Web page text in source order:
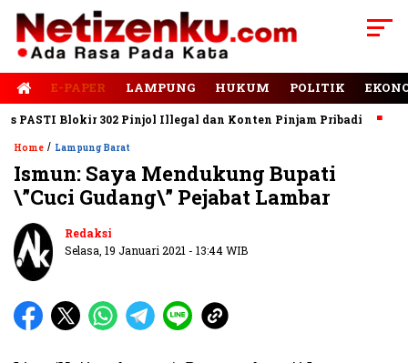
E-PAPER LAMPUNG HUKUM POLITIK
Blokir 302 Pinjol Illegal dan Konten Pinjam Pribadi
Home / Lampung Barat
Ismun: Saya Mendukung Bupati
\”Cuci Gudang\” Pejabat Lambar
Redaksi
Selasa, 19 Januari 2021 - 13:44 WIB